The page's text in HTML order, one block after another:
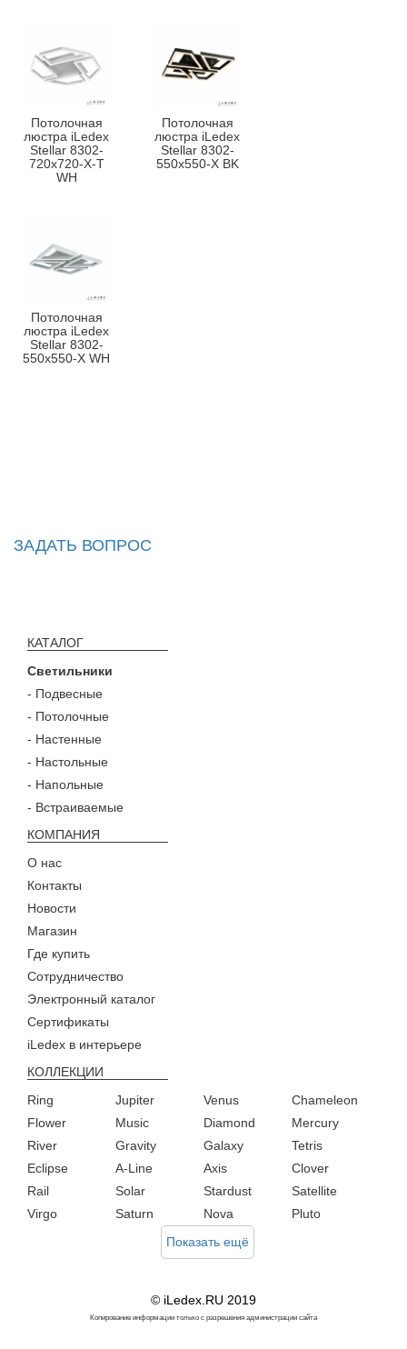
Потолочная
люстра iLedex
Stellar 8302-
720x720-X-T
WH
Потолочная
люстра iLedex
Stellar 8302-
550x550-X BK
Потолочная
люстра iLedex
Stellar 8302-
550x550-X WH
ЗАДАТЬ ВОПРОС
КАТАЛОГ
Светильники
- Подвесные
- Потолочные
- Настенные
- Настольные
- Напольные
- Встраиваемые
КОМПАНИЯ
О нас
Контакты
Новости
Магазин
Где купить
Сотрудничество
Электронный каталог
Сертификаты
iLedex в интерьере
КОЛЛЕКЦИИ
Ring
Flower
Jupiter
Music
Venus
Diamond
Chameleon
Mercury
River
Eclipse
Gravity
A-Line
Galaxy
Axis
Tetris
Clover
Rail
Virgo
Solar
Saturn
Stardust
Nova
Satellite
Pluto
Показать ещё
© iLedex.RU 2019
Копирование информации только с разрешения администрации сайта